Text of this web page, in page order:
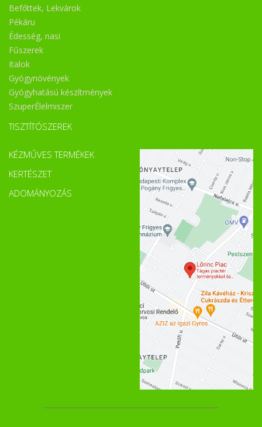
Befőttek, Lekvárok
Pékáru
Édesség, nasi
Fűszerek
Italok
Gyógynövények
Gyógyhatású készítmények
SzuperÉlelmiszer
TISZTÍTÓSZEREK
KÉZMŰVES TERMÉKEK
KERTÉSZET
ADOMÁNYOZÁS